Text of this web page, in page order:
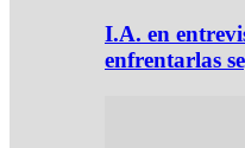
I.A. en
enfrentarlas